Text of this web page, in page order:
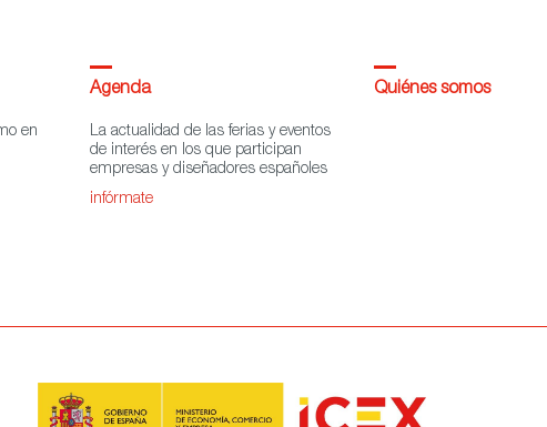
en
Agenda
La actualidad de las ferias y eventos
de interés en los que participan
empresas y diseñadores españoles
infórmate
Quiénes somos